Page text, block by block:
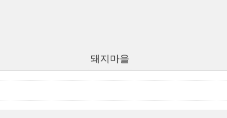
돼지마을